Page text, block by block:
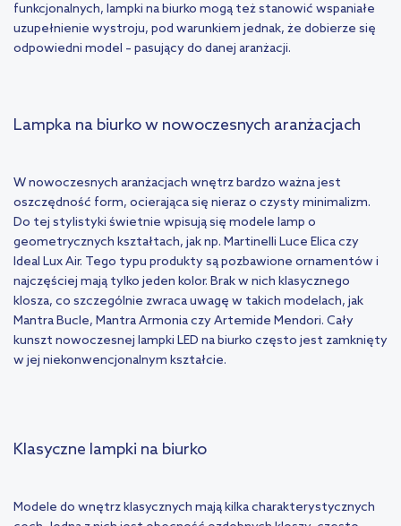
funkcjonalnych, lampki na biurko mogą też stanowić wspaniałe
uzupełnienie wystroju, pod warunkiem jednak, że dobierze się
odpowiedni model – pasujący do danej aranżacji.
Lampka na biurko w nowoczesnych aranżacjach
W nowoczesnych aranżacjach wnętrz bardzo ważna jest
oszczędność form, ocierająca się nieraz o czysty minimalizm.
Do tej stylistyki świetnie wpisują się modele lamp o
geometrycznych kształtach, jak np. Martinelli Luce Elica czy
Ideal Lux Air. Tego typu produkty są pozbawione ornamentów i
najczęściej mają tylko jeden kolor. Brak w nich klasycznego
klosza, co szczególnie zwraca uwagę w takich modelach, jak
Mantra Bucle, Mantra Armonia czy Artemide Mendori. Cały
kunszt nowoczesnej lampki LED na biurko często jest zamknięty
w jej niekonwencjonalnym kształcie.
Klasyczne lampki na biurko
Modele do wnętrz klasycznych mają kilka charakterystycznych